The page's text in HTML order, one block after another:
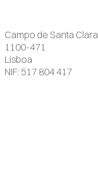
Campo de Santa Clara
1100-471
Lisboa
NIF: 517 804 417